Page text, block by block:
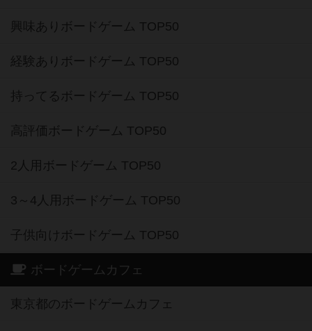
興味ありボードゲーム TOP50
経験ありボードゲーム TOP50
持ってるボードゲーム TOP50
高評価ボードゲーム TOP50
2人用ボードゲーム TOP50
3～4人用ボードゲーム TOP50
子供向けボードゲーム TOP50
ボードゲームカフェ
東京都のボードゲームカフェ